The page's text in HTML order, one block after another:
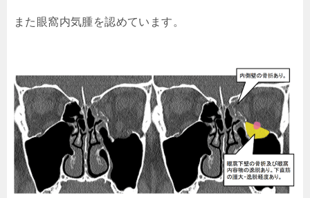
また眼窩内気腫を認めています。